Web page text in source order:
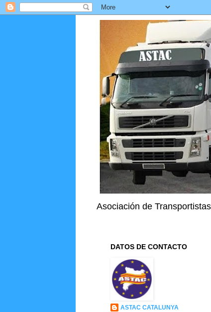
Asociación de
DATOS DE CONTACTO
ASTAC CATALUNYA